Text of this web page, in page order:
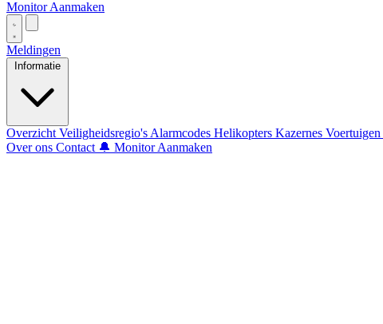
Monitor Aanmaken
Meldingen
Informatie
Overzicht Veiligheidsregio's Alarmcodes Helikopters Kazernes Voertuigen
Over ons Contact 🔔 Monitor Aanmaken